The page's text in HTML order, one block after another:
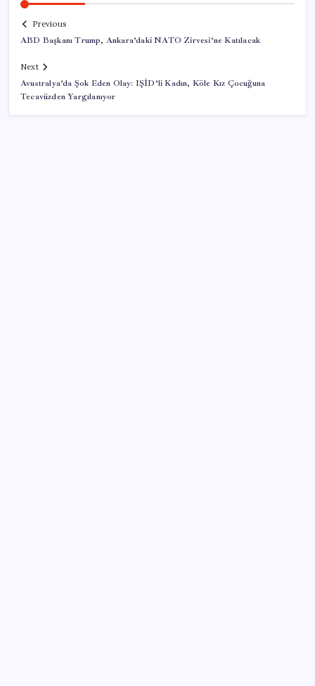
Previous
ABD Başkanı Trump, Ankara’daki NATO Zirvesi’ne Katılacak
Next
Avustralya’da Şok Eden Olay: IŞİD’li Kadın, Köle Kız Çocuğuna
Tecavüzden Yargılanıyor